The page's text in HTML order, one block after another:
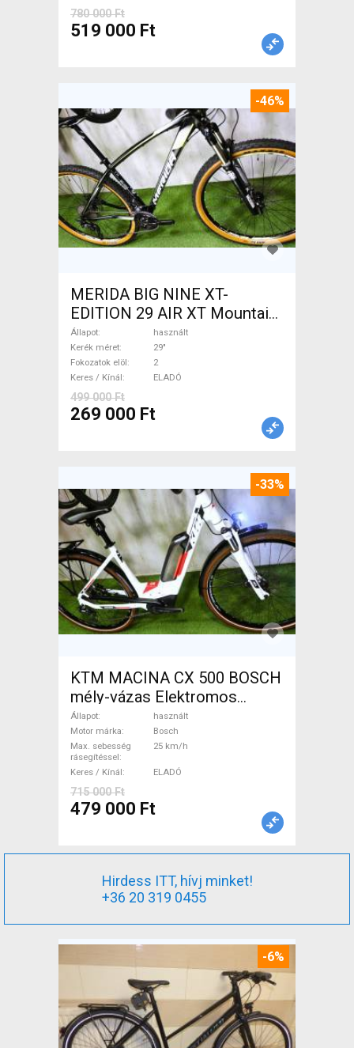
780 000 Ft
519 000 Ft
-46%
MERIDA BIG NINE XT-
EDITION 29 AIR XT Mountain
Bike 29" elöl teleszkópos
használt ELADÓ
Állapot
használt
Kerék méret
29"
Fokozatok elöl
2
Keres / Kínál
ELADÓ
499 000 Ft
269 000 Ft
-33%
KTM MACINA CX 500 BOSCH
mély-vázas Elektromos
Trekking/cross 25 km/h
Bosch használt ELADÓ
Állapot
használt
Motor márka
Bosch
Max. sebesség
rásegítéssel
25 km/h
Keres / Kínál ELADÓ
715 000 Ft
479 000 Ft
Hirdess ITT, hívj minket!
+36 20 319 0455
-6%